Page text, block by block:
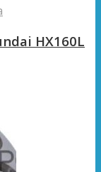
HX160L